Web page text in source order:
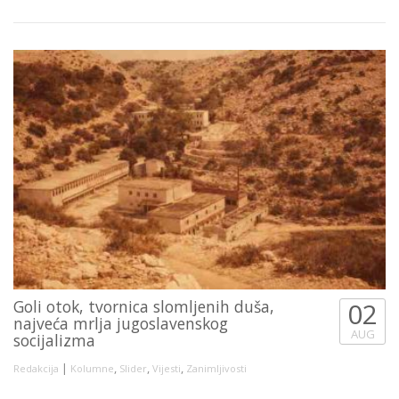
Goli otok, tvornica slomljenih duša,
najveća mrlja jugoslavenskog
socijalizma
Redakcija | Kolumne, Slider, Vijesti, Zanimljivosti
02
AUG